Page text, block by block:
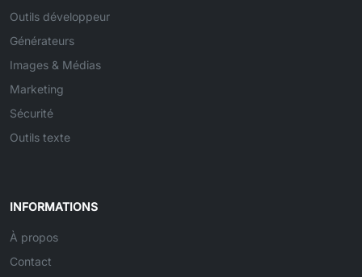
Outils développeur
Générateurs
Images & Médias
Marketing
Sécurité
Outils texte
INFORMATIONS
À propos
Contact